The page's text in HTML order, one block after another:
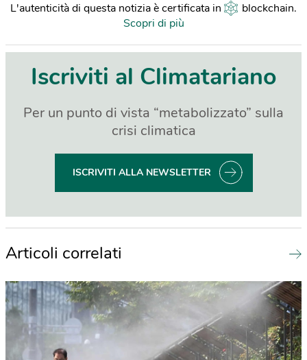
L'autenticità di questa notizia è certificata in blockchain.
Scopri di più
Iscriviti al Climatariano
Per un punto di vista “metabolizzato” sulla
crisi climatica
ISCRIVITI ALLA NEWSLETTER
Articoli correlati